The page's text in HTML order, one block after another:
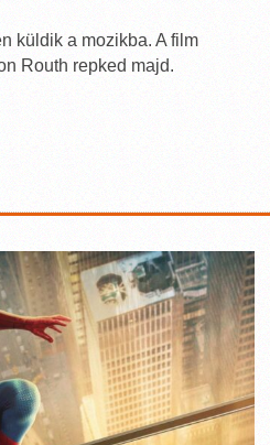
küldik a mozikba. A film
Routh repked majd.